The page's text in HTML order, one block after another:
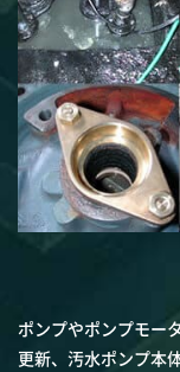
ポンプやポンプモー
更新、汚水ポンプ本